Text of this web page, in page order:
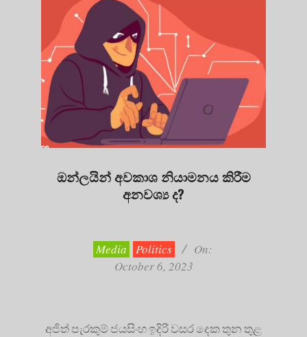
ඔන්ලයින් අවකාශ නියාමනය කිරීම
අනවශ්‍ය ද?
Media Politics
On:
October 6, 2023
අජිත් පැරකුම් ජයසිංහ ඉදිරි වසර දෙක තුන තුළ